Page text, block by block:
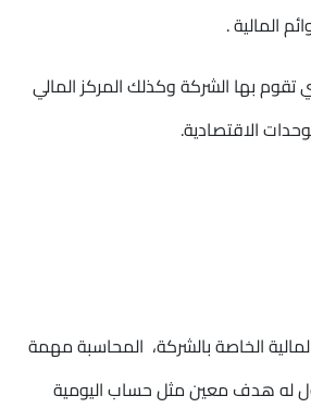
المالية .
تقوم بها الشركة وكذلك المركز المالي
الاقتصادية.
الخاصة بالشركة، المحاسبة مهمة
له هدف معين مثل حساب اليومية